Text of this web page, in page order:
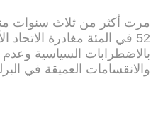
مرت أكثر من ثلاث سنوات
52 في المئة مغادرة
بالاضطرابات السياسية وعدم
والانقسامات العميقة في